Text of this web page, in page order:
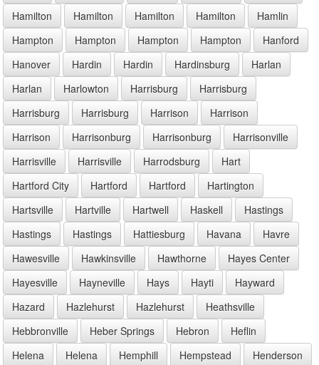
Hamilton
Hamilton Hamilton Hamilton
Hamlin
Hampton
Hampton Hampton Hampton
Hanford
Hanover
Hardin Hardin Hardinsburg
Harlan
Harlan
Harlowton Harrisburg
Harrisburg
Harrisburg
Harrisburg Harrison
Harrison
Harrison
Harrisonburg Harrisonburg
Harrisonville
Harrisville
Harrisville Harrodsburg
Hart
Hartford City
Hartford Hartford
Hartington
Hartsville
Hartville Hartwell Haskell
Hastings
Hastings
Hastings Hattiesburg Havana
Havre
Hawesville
Hawkinsville Hawthorne
Hayes Center
Hayesville
Hayneville Hays Hayti
Hayward
Hazard
Hazlehurst Hazlehurst
Heathsville
Hebbronville
Heber Springs Hebron
Heflin
Helena
Helena Hemphill Hempstead
Henderson